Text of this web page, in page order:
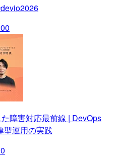
障害対応最前線 | DevOps
型運用の実践